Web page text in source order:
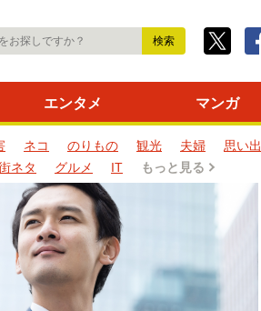
エンタメ マンガ
ネコ のりもの 観光 夫婦
思い出
ネタ グルメ IT もっと見る